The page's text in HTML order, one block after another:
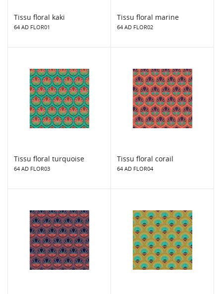
Tissu floral kaki
64 AD FLOR01
Tissu floral marine
64 AD FLOR02
Tissu floral turquoise
64 AD FLOR03
Tissu floral corail
64 AD FLOR04